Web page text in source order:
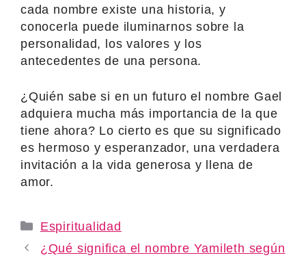
cada nombre existe una historia, y
conocerla puede iluminarnos sobre la
personalidad, los valores y los
antecedentes de una persona.
¿Quién sabe si en un futuro el nombre Gael
adquiera mucha más importancia de la que
tiene ahora? Lo cierto es que su significado
es hermoso y esperanzador, una verdadera
invitación a la vida generosa y llena de
amor.
Categories
Espiritualidad
¿Qué significa el nombre Yamileth según